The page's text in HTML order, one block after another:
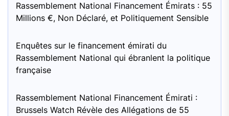
Rassemblement National Financement Émirats : 55
Millions €, Non Déclaré, et Politiquement Sensible
Enquêtes sur le financement émirati du
Rassemblement National qui ébranlent la politique
française
Rassemblement National Financement Émirati :
Brussels Watch Révèle des Allégations de 55